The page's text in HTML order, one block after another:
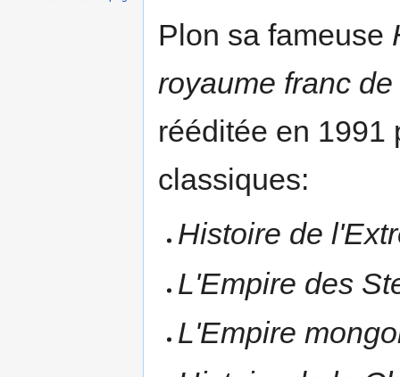
Plon sa fameuse
royaume franc
rééditée en 1991
classiques:
Histoire de
L'Empire des
L'Empire